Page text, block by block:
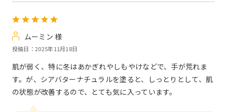
ムーミン 様
投稿日：2025年11月18日
肌が弱く、特に冬はあかぎれやしもやけなどで、手が荒れま
す。が、シアバターナチュラルを塗ると、しっとりとして、肌
の状態が改善するので、とても気に入っています。